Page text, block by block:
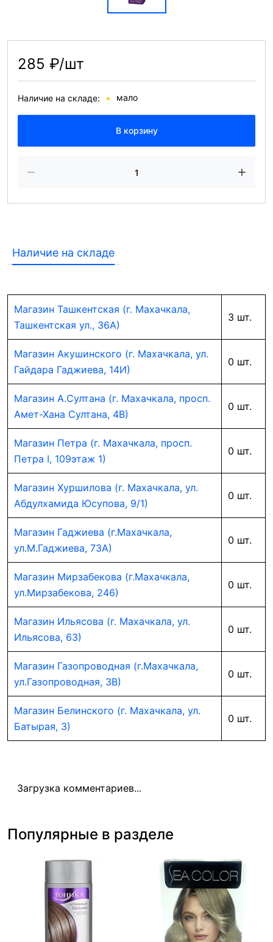
285 ₽/шт
Наличие на складе: мало
В корзину
Наличие на складе
Магазин Ташкентская (г. Махачкала,
Ташкентская ул., 36А)
3 шт.
Магазин Акушинского (г. Махачкала, ул.
Гайдара Гаджиева, 14И)
0 шт.
Магазин А.Султана (г. Махачкала, просп.
Амет-Хана Султана, 4В)
0 шт.
Магазин Петра (г. Махачкала, просп.
Петра I, 109этаж 1)
0 шт.
Магазин Хуршилова (г. Махачкала, ул.
Абдулхамида Юсупова, 9/1)
0 шт.
Магазин Гаджиева (г.Махачкала,
ул.М.Гаджиева, 73А)
0 шт.
Магазин Мирзабекова (г.Махачкала,
ул.Мирзабекова, 246)
0 шт.
Магазин Ильясова (г. Махачкала, ул.
Ильясова, 63)
0 шт.
Магазин Газопроводная (г.Махачкала,
ул.Газопроводная, 3В)
0 шт.
Магазин Белинского (г. Махачкала, ул.
Батырая, 3)
0 шт.
Загрузка комментариев...
Популярные в разделе